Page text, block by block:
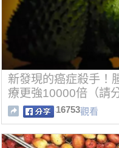
新發現的癌症殺手！
療更強10000倍（請
16753觀看